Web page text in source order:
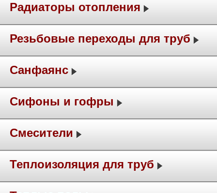
Радиаторы отопления
Резьбовые переходы для труб
Санфаянс
Сифоны и гофры
Смесители
Теплоизоляция для труб